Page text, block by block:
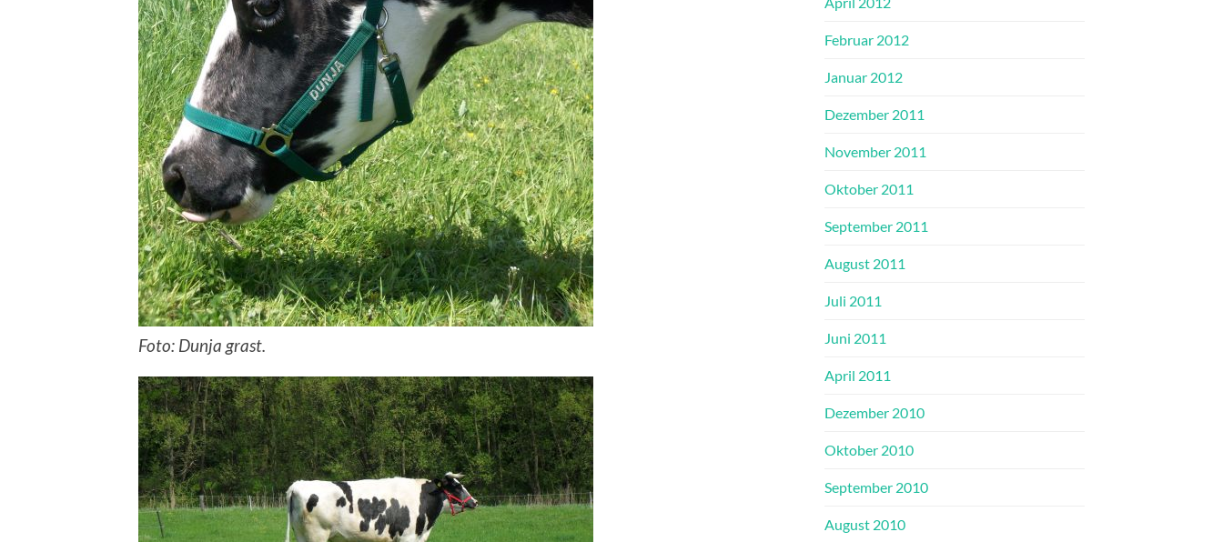
Foto: Dunja grast.
Februar 2012
Januar 2012
Dezember 2011
November 2011
Oktober 2011
September 2011
August 2011
Juli 2011
Juni 2011
April 2011
Dezember 2010
Oktober 2010
September 2010
August 2010